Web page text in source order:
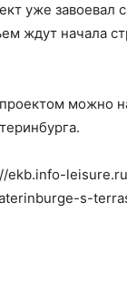
уже завоевал
ждут начала
можно
ekb.info-
s-